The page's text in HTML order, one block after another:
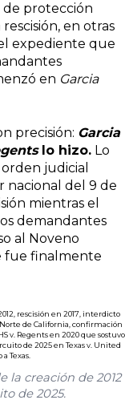
de protección
en otras
expediente que
en Garcia
precisión: Garcia
lo hizo. Lo
judicial
del 9 de
mientras el
demandantes
al Noveno
fue finalmente
la creación de 2012
de 2025.